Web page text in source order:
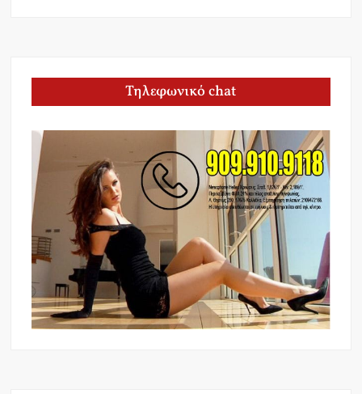
Τηλεφωνικό chat